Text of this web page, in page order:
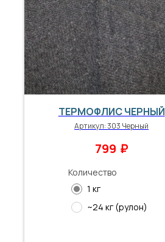
ТЕРМОФЛИС ЧЕРНЫЙ
Артикул:303 Черный
799 ₽
Количество
1 кг
~24 кг (рулон)